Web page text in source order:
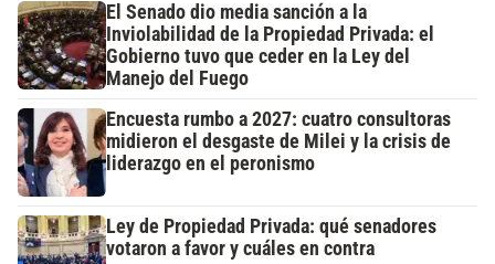
El Senado dio media sanción a la
Inviolabilidad de la Propiedad Privada: el
Gobierno tuvo que ceder en la Ley del
Manejo del Fuego
Encuesta rumbo a 2027: cuatro consultoras
midieron el desgaste de Milei y la crisis de
liderazgo en el peronismo
Ley de Propiedad Privada: qué senadores
votaron a favor y cuáles en contra